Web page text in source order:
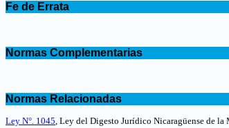
Fe de Errata
Normas Complementarias
Normas Relacionadas
Ley N°. 1045, Ley del Digesto Jurídico Nicaragüense de